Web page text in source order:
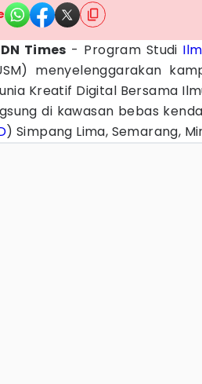
Times - Program Studi
menyelenggarakan
Kreatif Digital Bersama
di kawasan bebas
) Simpang Lima, Semarang,